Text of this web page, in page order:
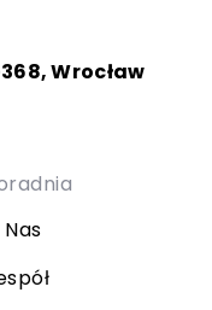
Wrocław
Nas